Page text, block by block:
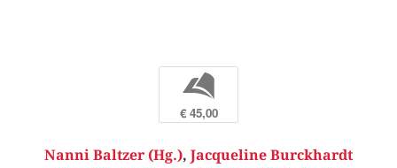
b
€ 45,00
Nanni Baltzer (Hg.), Jacqueline Burckhardt